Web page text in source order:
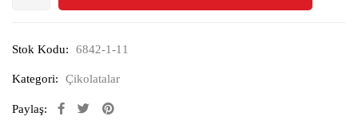
Stok Kodu: 6842-1-11
Kategori: Çikolatalar
Paylaş: